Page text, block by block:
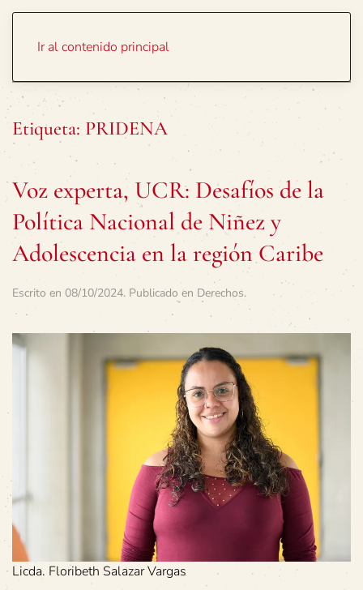
Ir al contenido principal
Etiqueta: PRIDENA
Voz experta, UCR: Desafíos de la
Política Nacional de Niñez y
Adolescencia en la región Caribe
Escrito en 08/10/2024. Publicado en Derechos.
Licda. Floribeth Salazar Vargas